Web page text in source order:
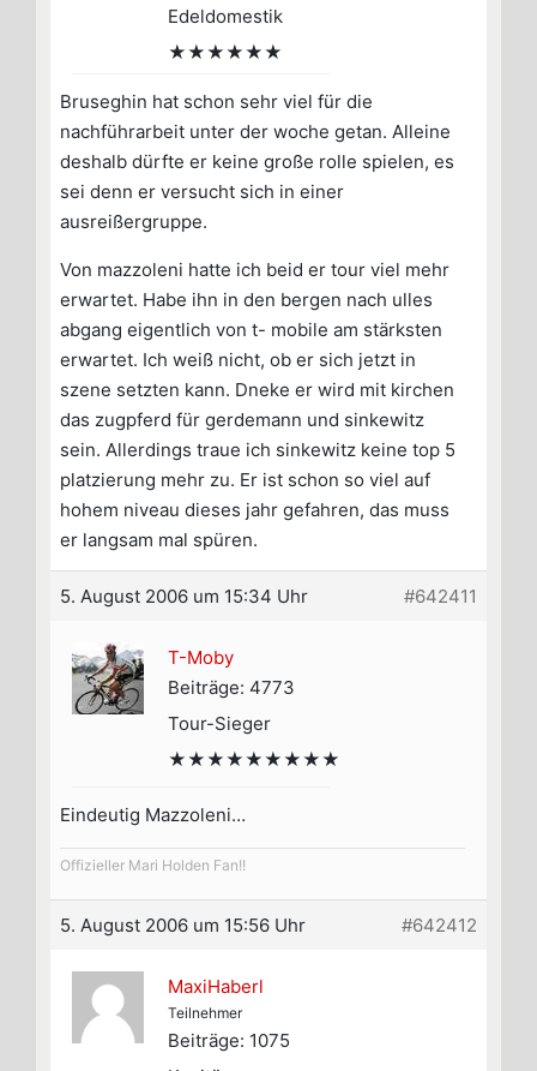
Edeldomestik
★★★★★★
Bruseghin hat schon sehr viel für die
nachführarbeit unter der woche getan. Alleine
deshalb dürfte er keine große rolle spielen, es
sei denn er versucht sich in einer
ausreißergruppe.
Von mazzoleni hatte ich beid er tour viel mehr
erwartet. Habe ihn in den bergen nach ulles
abgang eigentlich von t- mobile am stärksten
erwartet. Ich weiß nicht, ob er sich jetzt in
szene setzten kann. Dneke er wird mit kirchen
das zugpferd für gerdemann und sinkewitz
sein. Allerdings traue ich sinkewitz keine top 5
platzierung mehr zu. Er ist schon so viel auf
hohem niveau dieses jahr gefahren, das muss
er langsam mal spüren.
5. August 2006 um 15:34 Uhr #642411
T-Moby
Beiträge: 4773
Tour-Sieger
★★★★★★★★★
Eindeutig Mazzoleni…
Offizieller Mari Holden Fan!!
5. August 2006 um 15:56 Uhr #642412
MaxiHaberl
Teilnehmer
Beiträge: 1075